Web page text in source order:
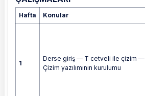
Hafta Konular
1
Derse giriş — T cetveli ile çizim —
Çizim yazılımının kurulumu